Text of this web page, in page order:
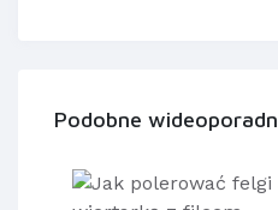
Podobne